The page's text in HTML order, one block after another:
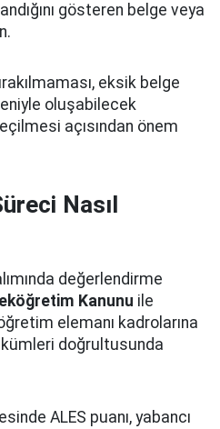
gösteren belge veya
eksik belge
oluşabilecek
açısından önem
Nasıl
değerlendirme
Kanunu ile
elemanı kadrolarına
doğrultusunda
ALES puanı, yabancı